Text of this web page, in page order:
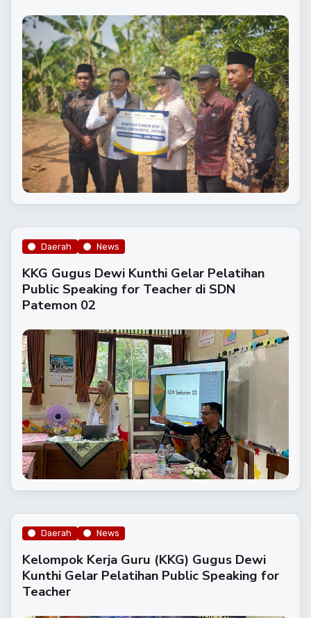
Daerah News
KKG Gugus Dewi Kunthi Gelar Pelatihan
Public Speaking for Teacher di SDN
Patemon 02
Daerah News
Kelompok Kerja Guru (KKG) Gugus Dewi
Kunthi Gelar Pelatihan Public Speaking for
Teacher